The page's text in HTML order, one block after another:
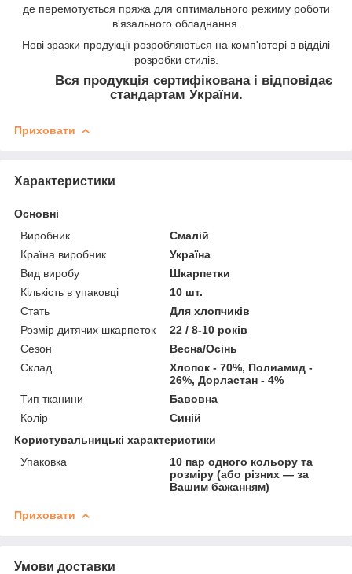
де перемотується пряжа для оптимального режиму роботи
в'язального обладнання.
Нові зразки продукції розробляються на комп'ютері в відділі
розробки стилів.
Вся продукція сертифікована і відповідає
стандартам України.
Приховати
Характеристики
Основні
Виробник
Смалій
Країна виробник
Україна
Вид виробу
Шкарпетки
Кількість в упаковці
10 шт.
Стать
Для хлопчиків
Розмір дитячих шкарпеток
22 / 8-10 років
Сезон
Весна/Осінь
Склад
Хлопок - 70%, Полиамид -
26%, Дорластан - 4%
Тип тканини
Бавовна
Колір
Синій
Користувальницькі характеристики
Упаковка
10 пар одного кольору та
розміру (або різних — за
Вашим бажанням)
Приховати
Умови доставки